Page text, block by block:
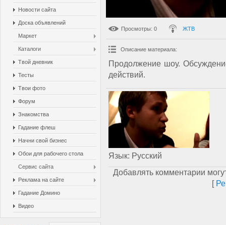
Новости сайта
Доска объявлений
Маркет
Каталоги
Твой дневник
Тесты
Твои фото
Форум
Знакомства
Гадание флеш
Начни свой бизнес
Обои для рабочего стола
Сервис сайта
Реклама на сайте
Гадание Домино
Видео
Просмотры: 0 ЖТВ
Описание материала:
Продолжение шоу.
действий.
Язык: Русский
Добавлять комментарии
[